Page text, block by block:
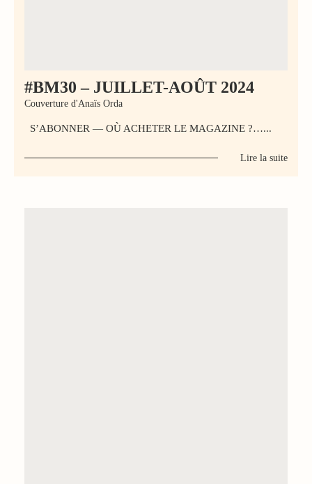
#BM30 – JUILLET-AOÛT 2024
Couverture d'Anaïs Orda
S’ABONNER — OÙ ACHETER LE MAGAZINE ?…...
Lire la suite